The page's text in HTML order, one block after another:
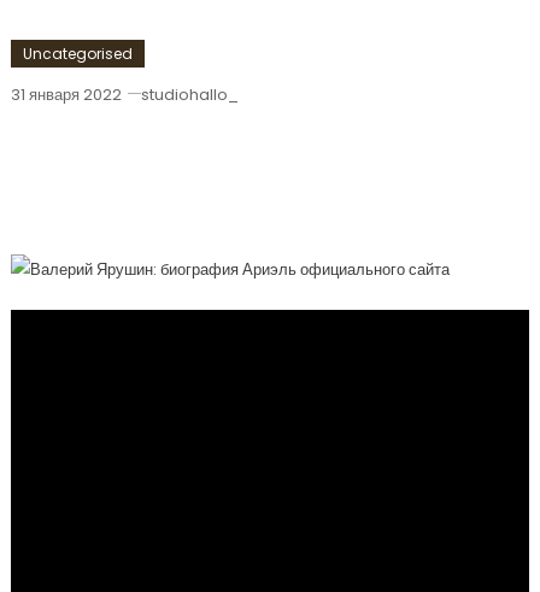
Uncategorised
31 января 2022 studiohallo_